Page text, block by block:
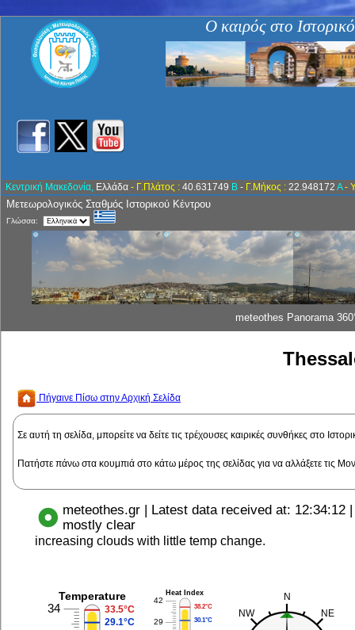
Ο καιρός στο
Κεντρική Μακεδονία, Ελλάδα - Γ.Πλάτος : 40.631749 Β - Γ.Μήκος : 22.948172 Α-
Μετεωρολογικός Σταθμός Ιστορικού Κέντρου
Γλώσσα:
meteothes Panorama
Πήγαινε Πίσω στην Αρχική Σελίδα
Σε αυτή τη σελίδα, μπορείτε να δείτε τις τρέχουσες καιρικές συνθήκες στο
Πατήστε πάνω στα κουμπιά στο κάτω μέρος της σελίδας για να αλλάξετε τις